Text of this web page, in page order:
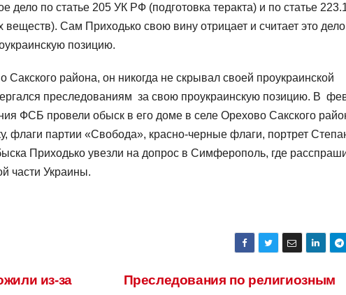
дело по статье 205 УК РФ (подготовка теракта) и по статье
Сам Приходько свою вину отрицает и считает это дело
позицию.
района, он никогда не скрывал своей проукраинской
преследованиям за свою проукраинскую позицию. В
ФСБ провели обыск в его доме в селе Орехово Сакского
флаги партии «Свобода», красно-черные флаги, портрет
Приходько увезли на допрос в Симферополь, где
части Украины.
Преследования по религиозным
из-за